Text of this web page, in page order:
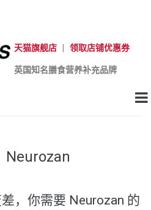
天猫旗舰店 领取店铺优惠券
英国知名膳食营养补充品牌
Neurozan
，你需要 Neurozan 的